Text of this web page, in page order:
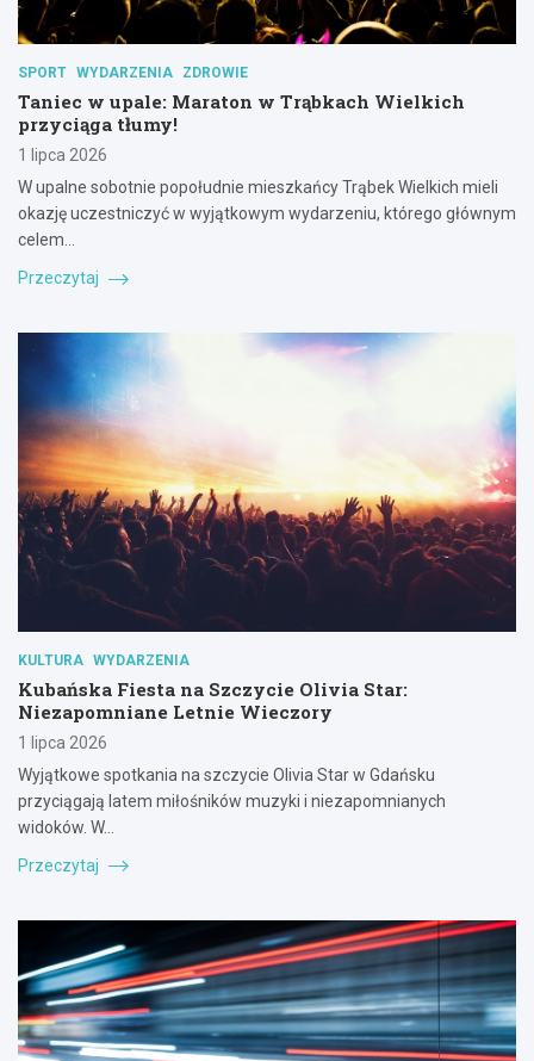
SPORT WYDARZENIA ZDROWIE
Taniec w upale: Maraton w Trąbkach Wielkich
przyciąga tłumy!
1 lipca 2026
W upalne sobotnie popołudnie mieszkańcy Trąbek Wielkich mieli
okazję uczestniczyć w wyjątkowym wydarzeniu, którego głównym
celem…
Przeczytaj
KULTURA WYDARZENIA
Kubańska Fiesta na Szczycie Olivia Star:
Niezapomniane Letnie Wieczory
1 lipca 2026
Wyjątkowe spotkania na szczycie Olivia Star w Gdańsku
przyciągają latem miłośników muzyki i niezapomnianych
widoków. W…
Przeczytaj